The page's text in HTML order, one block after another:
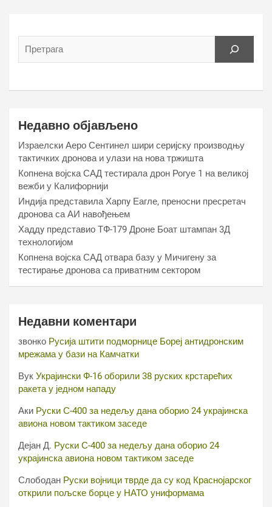
Недавно објављено
Израелски Аеро Сентинел шири серијску производњу
тактичких дронова и улази на нова тржишта
Копнена војска САД тестирала дрон Рогуе 1 на великој
вежби у Калифорнији
Индија представила Харпy Еагле, преносни пресретач
дронова са АИ навођењем
Хаддy представио ТФ-179 Дроне Боат штампан 3Д
технологијом
Копнена војска САД отвара базу у Мичигену за
тестирање дронова са приватним сектором
Недавни коментари
звонко Русија штити подморнице Бореј антидронским
мрежама у бази на Камчатки
Вук Украјински Ф-16 оборили 38 руских крстарећих
ракета у једном нападу
Аки Руски С-400 за недељу дана оборио 24 украјинска
авиона новом тактиком заседе
Дејан Д. Руски С-400 за недељу дана оборио 24
украјинска авиона новом тактиком заседе
Слободан Руски војници тврде да су код Краснојарског
открили пољске борце у НАТО униформама